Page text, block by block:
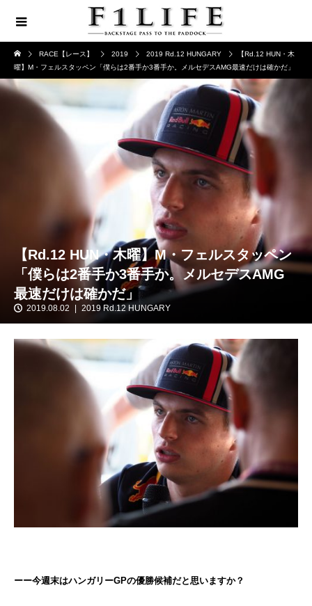
RACE【レース】 2019 2019 Rd.12 HUNGARY
【Rd.12 HUN・木
曜】M・フェルスタッペン「僕らは2番手か3番手か。メルセデスAMG最速だけは確かだ」
【Rd.12 HUN・木曜】M・フェルスタッペン
「僕らは2番手か3番手か。メルセデスAMG
最速だけは確かだ」
2019.08.02 2019 Rd.12 HUNGARY
ーー今週末はハンガリーGPの優勝候補だと思いますか？